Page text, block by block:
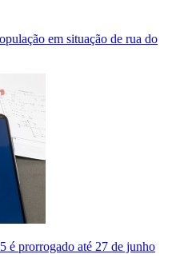
em situação de rua do
é prorrogado até 27 de junho